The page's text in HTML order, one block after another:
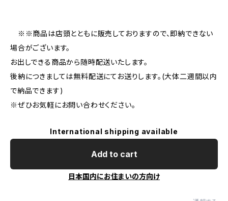
※※商品は店頭とともに販売しておりますので、即納できない
場合がございます。
お出しできる商品から随時配送いたします。
後納につきましては無料配送にてお送りします。(大体二週間以内
で納品できます)
※ぜひお気軽にお問い合わせください。
International shipping available
Add to cart
日本国内にお住まいの方向け